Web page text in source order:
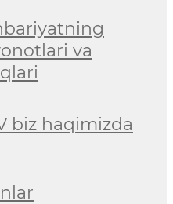
va
biz haqimizda